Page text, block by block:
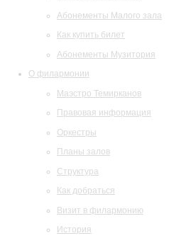
Абонементы Малого зала
Как купить билет
Абонементы Музитория
О филармонии
Маэстро Темирканов
Правовая информация
Оркестры
Планы залов
Структура
Как добраться
Визит в филармонию
История